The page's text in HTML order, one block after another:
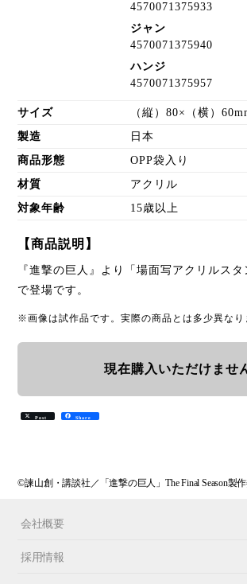
4570071375933
ジャン
4570071375940
ハンジ
4570071375957
サイズ （縦）80×（横）
製造 日本
商品形態 OPP袋入り
材質 アクリル
対象年齢 15歳以上
【商品説明】
『進撃の巨人』より「場面写アクリルス
で登場です。
※画像は試作品です。実際の商品とは多少異なり
現在購入いただけませ
Post Share
©諫山創・講談社／「進撃の巨人」The Final Season製
会社概要
採用情報